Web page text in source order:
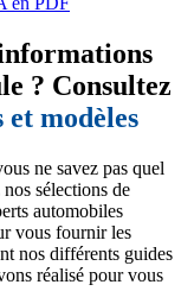
? Consultez
et modèles
ne savez pas quel
sélections de
automobiles
vous fournir les
nos différents guides
réalisé pour vous